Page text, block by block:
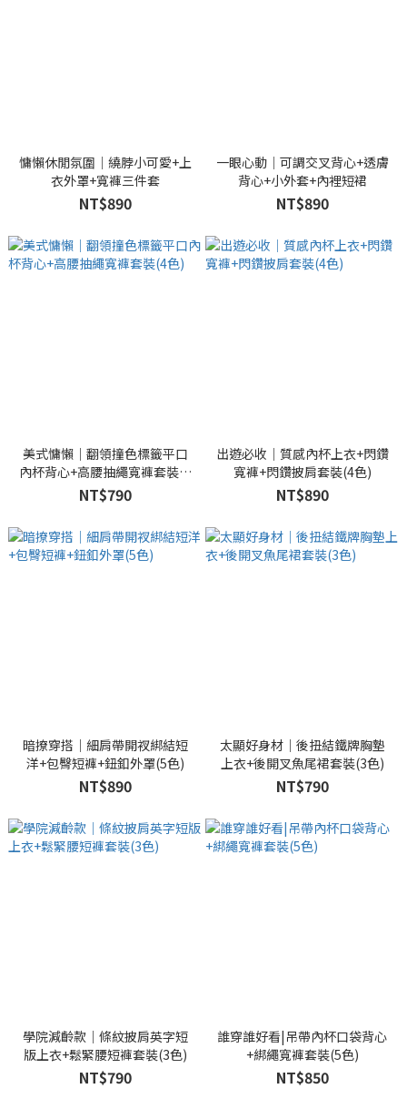
慵懶休閒氛圍｜繞脖小可愛+上
衣外罩+寬褲三件套
NT$890
一眼心動｜可調交叉背心+透膚
背心+小外套+內裡短裙
NT$890
美式慵懶｜翻領撞色標籤平口
內杯背心+高腰抽繩寬褲套裝(4
色)
NT$790
出遊必收｜質感內杯上衣+閃鑽
寬褲+閃鑽披肩套裝(4色)
NT$890
暗撩穿搭｜細肩帶開衩綁結短
洋+包臀短褲+鈕釦外罩(5色)
NT$890
太顯好身材｜後扭結鐵牌胸墊
上衣+後開叉魚尾裙套裝(3色)
NT$790
學院減齡款｜條紋披肩英字短
版上衣+鬆緊腰短褲套裝(3色)
NT$790
誰穿誰好看|吊帶內杯口袋背心
+綁繩寬褲套裝(5色)
NT$850